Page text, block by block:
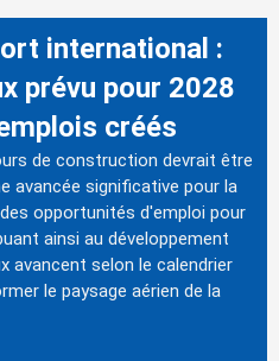
international :
prévu pour 2028
créés
de construction devrait être
avancée significative pour la
opportunités d'emploi pour
ainsi au développement
avancent selon le calendrier
le paysage aérien de la